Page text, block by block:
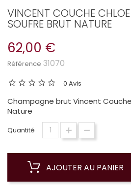
VINCENT COUCHE
SOUFRE BRUT NATURE
62,00 €
Référence 31070
0 Avis
Champagne brut Vincent
Nature
Quantité
AJOUTER AU PANIER